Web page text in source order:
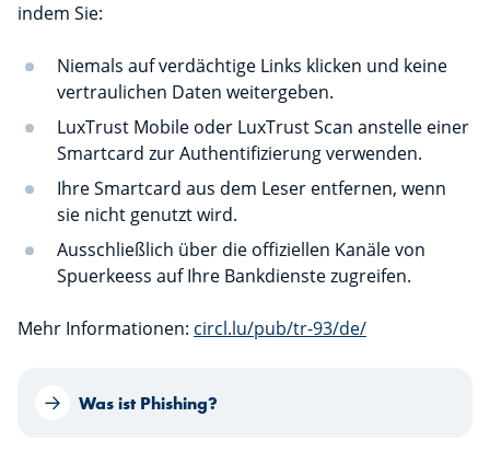
indem Sie:
Niemals auf verdächtige Links klicken und keine
vertraulichen Daten weitergeben.
LuxTrust Mobile oder LuxTrust Scan anstelle einer
Smartcard zur Authentifizierung verwenden.
Ihre Smartcard aus dem Leser entfernen, wenn
sie nicht genutzt wird.
Ausschließlich über die offiziellen Kanäle von
Spuerkeess auf Ihre Bankdienste zugreifen.
Mehr Informationen: circl.lu/pub/tr-93/de/
Was ist Phishing?